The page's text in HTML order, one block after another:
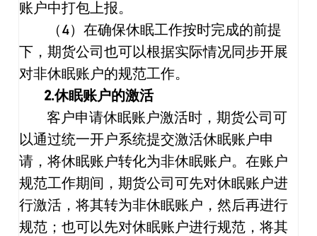
账户中打包上报。
（ 4）在确保休眠工作按时完成的前提
下，期货公司也可以根据实际情况同步开展
对非休眠账户的规范工作。
2.休眠账户的激活
客户申请休眠账户激活时，期货公司可
以通过统一开户系统提交激活休眠账户申
请，将休眠账户转化为非休眠账户。在账户
规范工作期间，期货公司可先对休眠账户进
行激活，将其转为非休眠账户，然后再进行
规范；也可以先对休眠账户进行规范，将其